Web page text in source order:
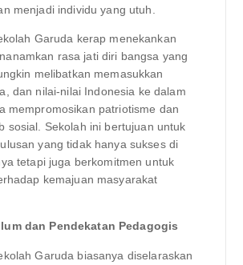
menjadi individu yang utuh.
Garuda kerap menekankan
rasa jati diri bangsa yang
melibatkan memasukkan
dan nilai-nilai Indonesia ke dalam
mempromosikan patriotisme dan
sosial. Sekolah ini bertujuan untuk
yang tidak hanya sukses di
tetapi juga berkomitmen untuk
kemajuan masyarakat
dan Pendekatan Pedagogis
Garuda biasanya diselaraskan